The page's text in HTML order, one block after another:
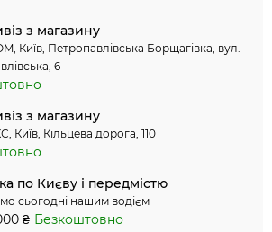
з магазину
Київ, Петропавлівська Борщагівка, вул.
6
з магазину
Київ, Кільцева дорога, 110
по Києву і передмістю
сьогодні нашим водієм
₴ Безкоштовно